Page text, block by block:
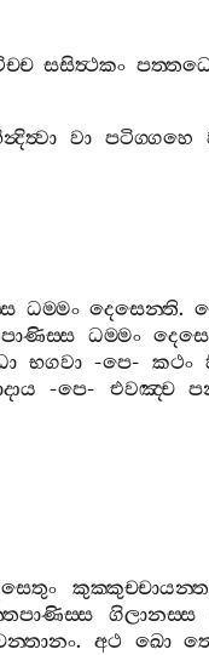
සසිත්‍ථකං
වා පටිග‍්ගහෙ
ධම‍්මං දෙසෙන‍්ති.
ධම‍්මං
භගවා-පෙ-කථං
-පෙ- එවඤ‍්ච
ගිලානස‍්ස
. අථ ඛො